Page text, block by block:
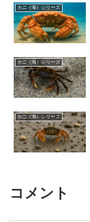
カニ（海）シリーズ
カニ（海）シリーズ
カニ（海）シリーズ
コメント